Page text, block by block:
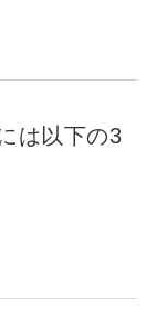
は以下の3